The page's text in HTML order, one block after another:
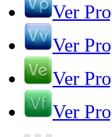
Ver
Ver
Ver
Ver